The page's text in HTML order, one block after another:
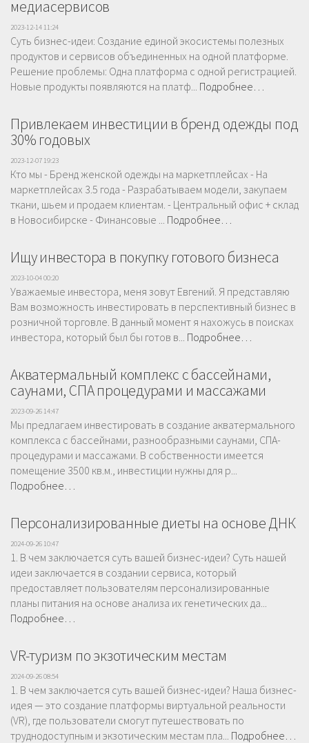
медиасервисов
2023-12-14 11:24
Суть бизнес-идеи: Создание единой экосистемы полезных
продуктов и сервисов объединенных на одной платформе.
Решение проблемы: Одна платформа с одной регистрацией.
Новые продукты появляются на платф... Подробнее…
Привлекаем инвестиции в бренд одежды под
30% годовых
2023-12-07 19:23
Кто мы - Бренд женской одежды на маркетплейсах - На
маркетплейсах 3.5 года - Разрабатываем модели, закупаем
ткани, шьем и продаем клиентам. - Центральный офис + склад
в Новосибирске - Финансовые ... Подробнее…
Ищу инвестора в покупку готового бизнеса
2023-10-04 00:20
Уважаемые инвестора, меня зовут Евгений. Я представляю
Вам возможность инвестировать в перспективный бизнес в
розничной торговле. В данный момент я нахожусь в поисках
инвестора, который был бы готов в... Подробнее…
Акватермальный комплекс с бассейнами,
саунами, СПА процедурами и массажами
2023-09-26 14:47
Мы предлагаем инвестировать в создание акватермального
комплекса с бассейнами, разнообразными саунами, СПА-
процедурами и массажами. В собственности имеется
помещение 3500 кв.м., инвестиции нужны для р...
Подробнее…
Персонализированные диеты на основе ДНК
2024-09-26 10:47
1. В чем заключается суть вашей бизнес-идеи? Суть нашей
идеи заключается в создании сервиса, который
предоставляет пользователям персонализированные
планы питания на основе анализа их генетических да...
Подробнее…
VR-туризм по экзотическим местам
2024-09-26 08:54
1. В чем заключается суть вашей бизнес-идеи? Наша бизнес-
идея — это создание платформы виртуальной реальности
(VR), где пользователи смогут путешествовать по
труднодоступным и экзотическим местам пла... Подробнее…